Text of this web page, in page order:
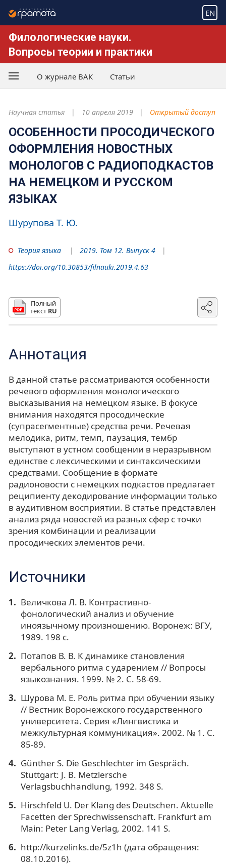
EN
Филологические науки.
Вопросы теории и практики
О журнале ВАК Статьи
Научная статья 10 апреля 2019 Открытый доступ
ОСОБЕННОСТИ ПРОСОДИЧЕСКОГО
ОФОРМЛЕНИЯ НОВОСТНЫХ
МОНОЛОГОВ С РАДИОПОДКАСТОВ
НА НЕМЕЦКОМ И РУССКОМ
ЯЗЫКАХ
Шурупова Т. Ю.
Теория языка
2019. Том 12. Выпуск 4
https://doi.org/10.30853/filnauki.2019.4.63
Полный
текст RU
Аннотация
В данной статье рассматриваются особенности
речевого оформления монологического
высказывания на немецком языке. В фокусе
внимания находятся просодические
(супрасегментные) средства речи. Речевая
мелодика, ритм, темп, паузация, тембр
выступают в устном сообщении в неразрывном
единстве с лексическими и синтаксическими
средствами. Сообщение в формате
радионовости с немецких подкастов предлагает
реципиенту декодирование информации только
в аудитивном восприятии. В статье представлен
анализ ряда новостей из разных сфер с точки
зрения комбинации и реализации
просодических элементов речи.
Источники
Величкова Л. В. Контрастивно-
фонологический анализ и обучение
иноязычному произношению. Воронеж: ВГУ,
1989. 198 с.
Потапов В. В. К динамике становления
вербального ритма с ударением // Вопросы
языкознания. 1999. № 2. С. 58-69.
Шурова М. Е. Роль ритма при обучении языку
// Вестник Воронежского государственного
университета. Серия «Лингвистика и
межкультурная коммуникация». 2002. № 1. С.
85-89.
Günther S. Die Geschlechter im Gespräch.
Stuttgart: J. B. Metzlersche
Verlagsbuchhandlung, 1992. 348 S.
Hirschfeld U. Der Klang des Deutschen. Aktuelle
Facetten der Sprechwissenschaft. Frankfurt am
Main: Peter Lang Verlag, 2002. 141 S.
http://kurzelinks.de/5z1h (дата обращения:
08.10.2016).